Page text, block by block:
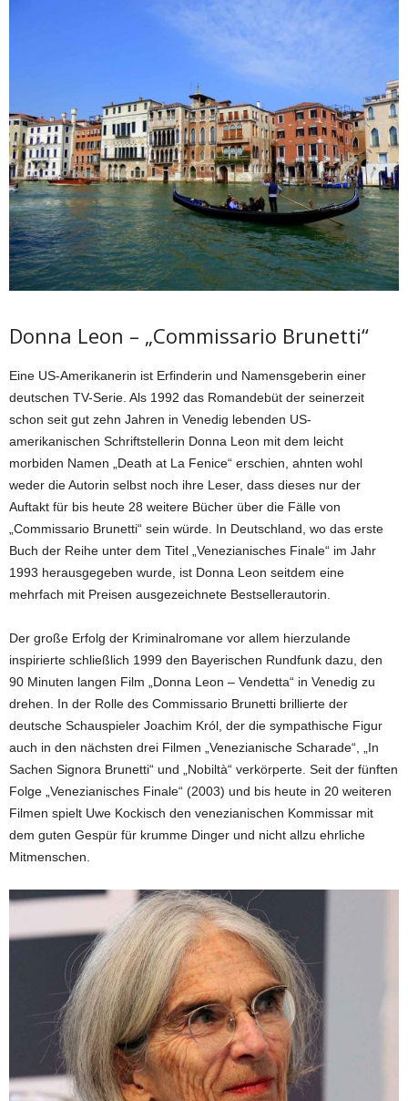
Donna Leon – „Commissario Brunetti“
Eine US-Amerikanerin ist Erfinderin und Namensgeberin einer
deutschen TV-Serie. Als 1992 das Romandebüt der seinerzeit
schon seit gut zehn Jahren in Venedig lebenden US-
amerikanischen Schriftstellerin Donna Leon mit dem leicht
morbiden Namen „Death at La Fenice“ erschien, ahnten wohl
weder die Autorin selbst noch ihre Leser, dass dieses nur der
Auftakt für bis heute 28 weitere Bücher über die Fälle von
„Commissario Brunetti“ sein würde. In Deutschland, wo das erste
Buch der Reihe unter dem Titel „Venezianisches Finale“ im Jahr
1993 herausgegeben wurde, ist Donna Leon seitdem eine
mehrfach mit Preisen ausgezeichnete Bestsellerautorin.
Der große Erfolg der Kriminalromane vor allem hierzulande
inspirierte schließlich 1999 den Bayerischen Rundfunk dazu, den
90 Minuten langen Film „Donna Leon – Vendetta“ in Venedig zu
drehen. In der Rolle des Commissario Brunetti brillierte der
deutsche Schauspieler Joachim Król, der die sympathische Figur
auch in den nächsten drei Filmen „Venezianische Scharade“, „In
Sachen Signora Brunetti“ und „Nobiltà“ verkörperte. Seit der fünften
Folge „Venezianisches Finale“ (2003) und bis heute in 20 weiteren
Filmen spielt Uwe Kockisch den venezianischen Kommissar mit
dem guten Gespür für krumme Dinger und nicht allzu ehrliche
Mitmenschen.